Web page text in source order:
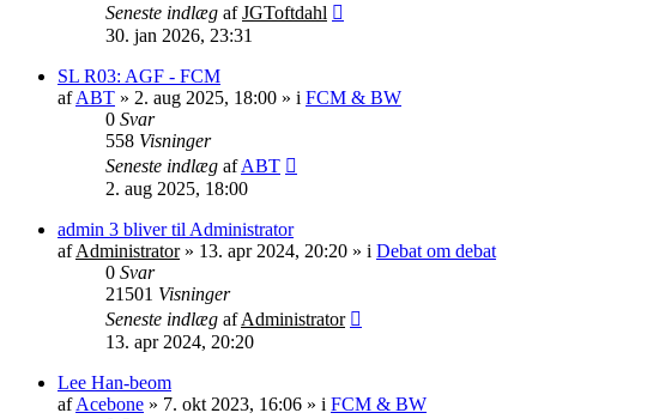
Seneste indlæg afJGToftdahl
30. jan 2026, 23:31
SL R03: AGF - FCM
afABT » 2. aug 2025, 18:00 » i FCM & BW
0 Svar
558 Visninger
Seneste indlæg afABT
2. aug 2025, 18:00
admin 3 bliver til Administrator
afAdministrator» 13. apr 2024, 20:20 » i Debat om debat
0 Svar
21501 Visninger
Seneste indlæg afAdministrator
13. apr 2024, 20:20
Lee Han-beom
afAcebone » 7. okt 2023, 16:06 » i FCM & BW